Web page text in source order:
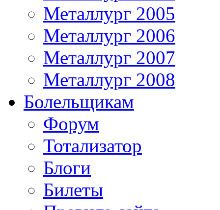
Металлург 2005
Металлург 2006
Металлург 2007
Металлург 2008
Болельщикам
Форум
Тотализатор
Блоги
Билеты